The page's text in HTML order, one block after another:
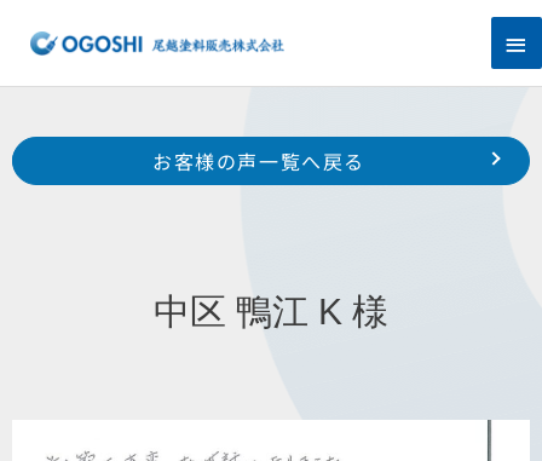
ス
プ
メ
イ
ン
メ
Prev
北区 細江町 気賀 N 様
中区 中島町 杉山 様
お客様の声一覧へ戻る
中区 鴨江 K 様